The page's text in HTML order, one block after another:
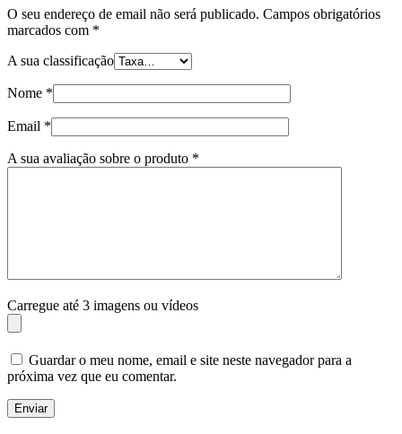
O seu endereço de email não será publicado. Campos obrigatórios
marcados com *
A sua classificação
Nome *
Email *
A sua avaliação sobre o produto *
Carregue até 3 imagens ou vídeos
Guardar o meu nome, email e site neste navegador para a
próxima vez que eu comentar.
Enviar